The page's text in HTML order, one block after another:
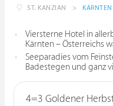
ST. KANZIAN > KÄRNTEN
Viersterne Hotel in
Kärnten – Österreichs
Seeparadies vom
Badestegen und ganz
4=3 Goldener